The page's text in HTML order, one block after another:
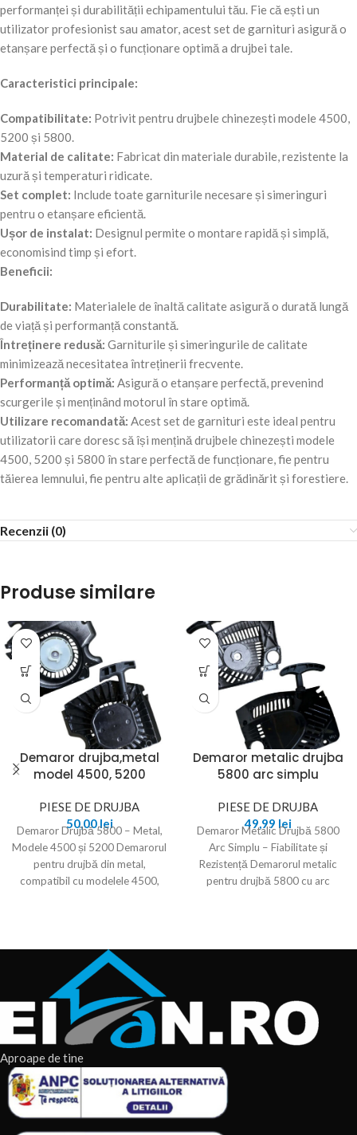
performanței și durabilității echipamentului tău. Fie că ești un
utilizator profesionist sau amator, acest set de garnituri asigură o
etanșare perfectă și o funcționare optimă a drujbei tale.
Caracteristici principale:
Compatibilitate: Potrivit pentru drujbele chinezești modele 4500,
5200 și 5800.
Material de calitate: Fabricat din materiale durabile, rezistente la
uzură și temperaturi ridicate.
Set complet: Include toate garniturile necesare și simeringuri
pentru o etanșare eficientă.
Ușor de instalat: Designul permite o montare rapidă și simplă,
economisind timp și efort.
Beneficii:
Durabilitate: Materialele de înaltă calitate asigură o durată lungă
de viață și performanță constantă.
Întreținere redusă: Garniturile și simeringurile de calitate
minimizează necesitatea întreținerii frecvente.
Performanță optimă: Asigură o etanșare perfectă, prevenind
scurgerile și menținând motorul în stare optimă.
Utilizare recomandată: Acest set de garnituri este ideal pentru
utilizatorii care doresc să își mențină drujbele chinezești modele
4500, 5200 și 5800 în stare perfectă de funcționare, fie pentru
tăierea lemnului, fie pentru alte aplicații de grădinărit și forestiere.
Recenzii (0)
Produse similare
Demaror drujba,metal
model 4500, 5200
PIESE DE DRUJBA
50,00 lei
Demaror Drujbă 5800 – Metal,
Modele 4500 și 5200 Demarorul
pentru drujbă din metal,
compatibil cu modelele 4500,
Demaror metalic drujba
5800 arc simplu
PIESE DE DRUJBA
49,99 lei
Demaror Metalic Drujbă 5800
Arc Simplu – Fiabilitate și
Rezistență Demarorul metalic
pentru drujbă 5800 cu arc
Aproape de tine